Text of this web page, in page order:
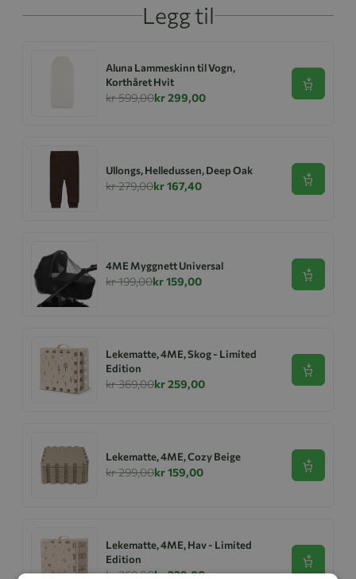
Legg til
Aluna Lammeskinn til Vogn,
Korthåret Hvit
kr 599,00kr 299,00
Se
Ullongs, Helledussen, Deep Oak
kr 279,00kr 167,40 Se
4ME Myggnett Universal
kr 199,00kr 159,00 Se
Lekematte, 4ME, Skog - Limited
Edition
kr 369,00kr 259,00
Se
Lekematte, 4ME, Cozy Beige
kr 299,00kr 159,00 Se
Lekematte, 4ME, Hav - Limited
Edition
kr 369,00kr 229,00
Se